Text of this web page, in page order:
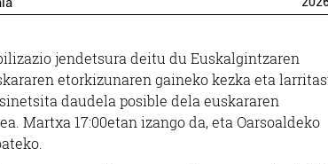
jendetsura deitu du Euskalgintzaren
etorkizunaren gaineko kezka eta
daudela posible dela euskararen
Martxa 17:00etan izango da, eta Oarsoaldeko